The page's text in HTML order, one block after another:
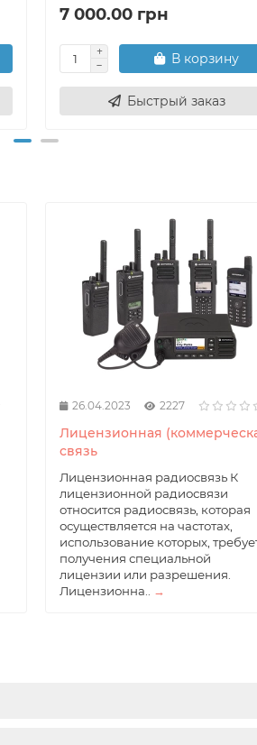
7 000.00 грн
В корзину
Быстрый заказ
26.04.2023 2227
Лицензионная
связь
Лицензионная радиосвязь К
лицензионной радиосвязи
относится радиосвязь, которая
осуществляется на частотах,
использование которых,
получения специальной
лицензии или разрешения.
Лицензионна..
→